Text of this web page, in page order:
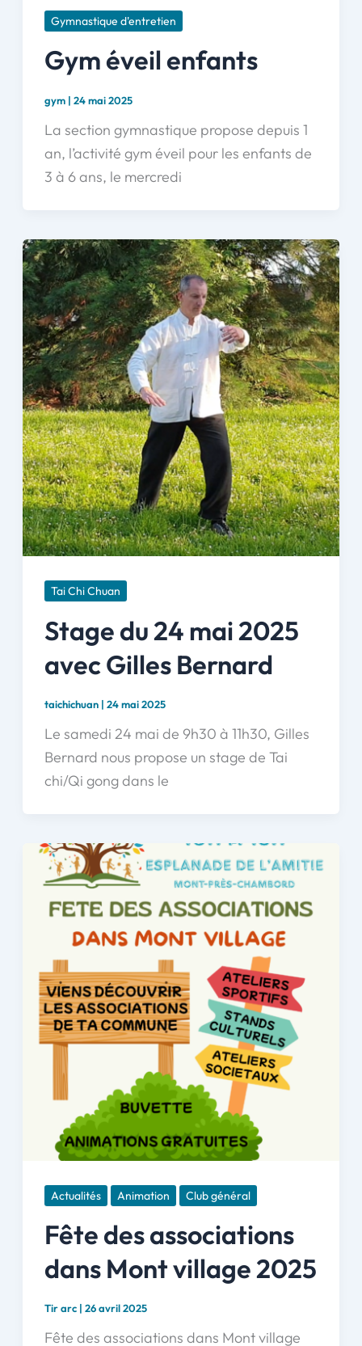
Gymnastique d'entretien
Gym éveil enfants
gym | 24 mai 2025
La section gymnastique propose depuis 1
an, l’activité gym éveil pour les enfants de
3 à 6 ans, le mercredi
Tai Chi Chuan
Stage du 24 mai 2025
avec Gilles Bernard
taichichuan | 24 mai 2025
Le samedi 24 mai de 9h30 à 11h30, Gilles
Bernard nous propose un stage de Tai
chi/Qi gong dans le
Actualités Animation Club général
Fête des associations
dans Mont village 2025
Tir arc | 26 avril 2025
Fête des associations dans Mont village